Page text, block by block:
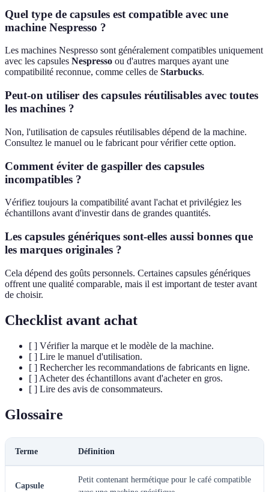
Quel type de capsules est compatible avec une
machine Nespresso ?
Les machines Nespresso sont généralement compatibles uniquement
avec les capsules Nespresso ou d'autres marques ayant une
compatibilité reconnue, comme celles de Starbucks.
Peut-on utiliser des capsules réutilisables avec toutes
les machines ?
Non, l'utilisation de capsules réutilisables dépend de la machine.
Consultez le manuel ou le fabricant pour vérifier cette option.
Comment éviter de gaspiller des capsules
incompatibles ?
Vérifiez toujours la compatibilité avant l'achat et privilégiez les
échantillons avant d'investir dans de grandes quantités.
Les capsules génériques sont-elles aussi bonnes que
les marques originales ?
Cela dépend des goûts personnels. Certaines capsules génériques
offrent une qualité comparable, mais il est important de tester avant
de choisir.
Checklist avant achat
[ ] Vérifier la marque et le modèle de la machine.
[ ] Lire le manuel d'utilisation.
[ ] Rechercher les recommandations de fabricants en ligne.
[ ] Acheter des échantillons avant d'acheter en gros.
[ ] Lire des avis de consommateurs.
Glossaire
Terme Définition
Capsule
Petit contenant hermétique pour le café compatible